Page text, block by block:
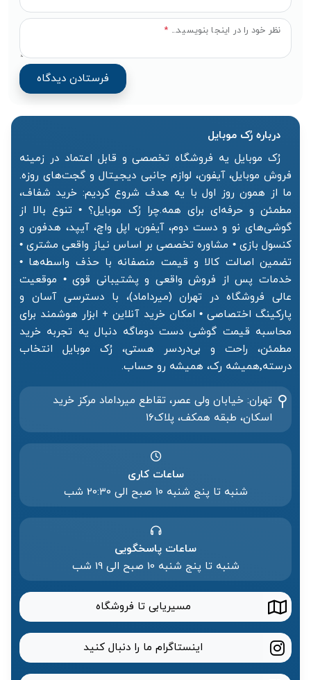
نظر خود را در اینجا بنویسید... *
درباره رُک‌ موبایل
رُک موبایل یه فروشگاه تخصصی و قابل اعتماد در زمینه
فروش موبایل، آیفون، لوازم جانبی دیجیتال و گجت‌های روزه.
ما از همون روز اول با یه هدف شروع کردیم: خرید شفاف،
مطمئن و حرفه‌ای برای همه.چرا رُک موبایل؟ • تنوع بالا از
گوشی‌های نو و دست دوم، آیفون، اپل واچ، آیپد، هدفون و
کنسول بازی • مشاوره تخصصی بر اساس نیاز واقعی مشتری •
تضمین اصالت کالا و قیمت منصفانه با حذف واسطه‌ها •
خدمات پس از فروش واقعی و پشتیبانی قوی • موقعیت
عالی فروشگاه در تهران (میرداماد)، با دسترسی آسان و
پارکینگ اختصاصی • امکان خرید آنلاین + ابزار هوشمند برای
محاسبه قیمت گوشی دست دوماگه دنبال یه تجربه خرید
مطمئن، راحت و بی‌دردسر هستی، رُک موبایل انتخاب
درسته٬همیشه رک، همیشه رو حساب.
تهران: خیابان ولی عصر، تقاطع میرداماد مرکز خرید‌
اسکان، طبقه همکف، پلاک۱۶
ساعات کاری
شنبه تا پنج شنبه ۱۰ صبح الی 20:۳۰ شب
ساعات پاسخگویی
شنبه تا پنج شنبه 10 صبح الی 19 شب
مسیریابی تا فروشگاه
اینستاگرام ما را دنبال کنید